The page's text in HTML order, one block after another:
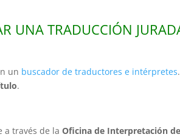
UNA TRADUCCIÓN
un buscador de traductores e intérpretes
.
a través de laOficina de Interpretación